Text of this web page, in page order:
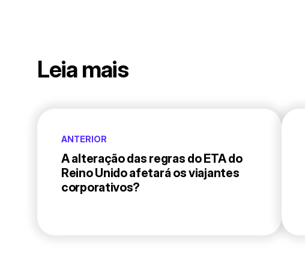
Leia mais
ANTERIOR
A alteração das regras do ETA do
Reino Unido afetará os viajantes
corporativos?